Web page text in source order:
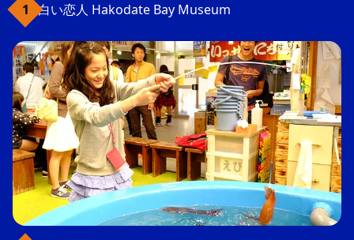
白い恋人 Hakodate Bay Museum